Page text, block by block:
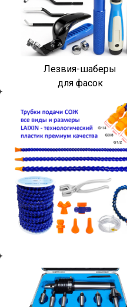
Лезвия-шаберы
для фасок
Винты torx